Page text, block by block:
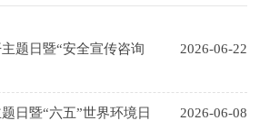
2026-06-22
题日暨“安全宣传咨询
2026-06-08
日暨“六五”世界环境日